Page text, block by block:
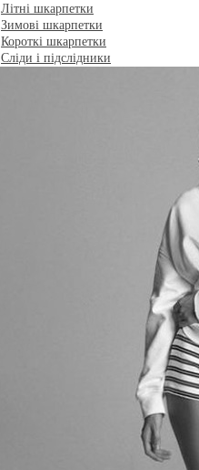
Літні шкарпетки
Зимові шкарпетки
Короткі шкарпетки
Сліди і підслідники